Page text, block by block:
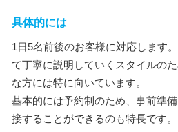
具体的には
1日5名前後のお客様に対応します
て丁寧に説明していくスタイルの
な方には特に向いています。
基本的には予約制のため、事前準
接することができるのも特長です。